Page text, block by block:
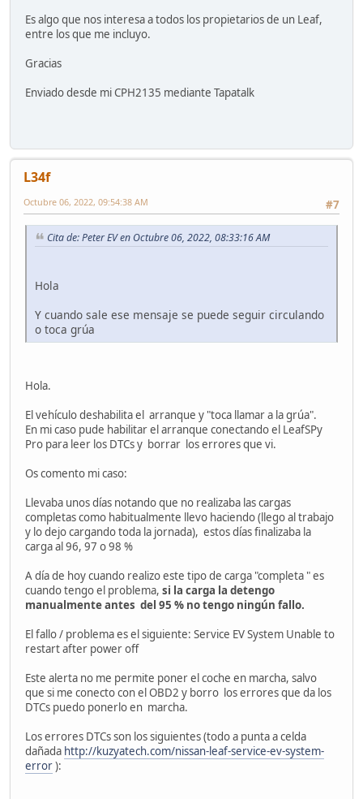
Es algo que nos interesa a todos los propietarios de un Leaf,
entre los que me incluyo.
Gracias
Enviado desde mi CPH2135 mediante Tapatalk
L34f
#7
Octubre 06, 2022, 09:54:38 AM
Cita de: Peter EV en Octubre 06, 2022, 08:33:16 AM
Hola
Y cuando sale ese mensaje se puede seguir circulando
o toca grúa
Hola.
El vehículo deshabilita el arranque y "toca llamar a la grúa".
En mi caso pude habilitar el arranque conectando el LeafSPy
Pro para leer los DTCs y borrar los errores que vi.
Os comento mi caso:
Llevaba unos días notando que no realizaba las cargas
completas como habitualmente llevo haciendo (llego al trabajo
y lo dejo cargando toda la jornada), estos días finalizaba la
carga al 96, 97 o 98 %
A día de hoy cuando realizo este tipo de carga "completa " es
cuando tengo el problema, si la carga la detengo
manualmente antes del 95 % no tengo ningún fallo.
El fallo / problema es el siguiente: Service EV System Unable to
restart after power off
Este alerta no me permite poner el coche en marcha, salvo
que si me conecto con el OBD2 y borro los errores que da los
DTCs puedo ponerlo en marcha.
Los errores DTCs son los siguientes (todo a punta a celda
dañada http://kuzyatech.com/nissan-leaf-service-ev-system-
error):